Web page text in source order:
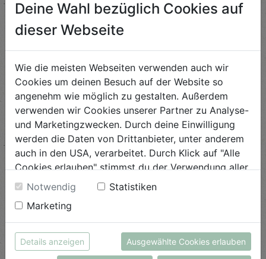
Zwiebelgemüse
Schwierigkeit
ANSEHEN
Mangold Lasagne mit
Porree
Schwierigkeit
mittel
Italienische Bohnensuppe
mit Grünkohl
Deine Wahl bezüglich Cookies auf
dieser Webseite
Wie die meisten Webseiten verwenden auch wir
Cookies um deinen Besuch auf der Website so
angenehm wie möglich zu gestalten. Außerdem
verwenden wir Cookies unserer Partner zu Analyse-
und Marketingzwecken. Durch deine Einwilligung
werden die Daten von Drittanbieter, unter anderem
auch in den USA, verarbeitet. Durch Klick auf "Alle
Cookies erlauben" stimmst du der Verwendung aller
Cookies zu. Unter "Details anzeigen" findest du alle
Infos zu den unterschiedlichen Cookies, du kannst
auch entscheiden, welche Cookies du erlauben
möchtest.
Weitere Informationen findest du in unserer
Datenschutzerklärungbzw. imImpressum
Notwendig
Statistiken
Marketing
Details anzeigen Ausgewählte Cookies erlauben